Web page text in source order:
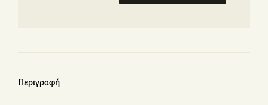
Περιγραφή